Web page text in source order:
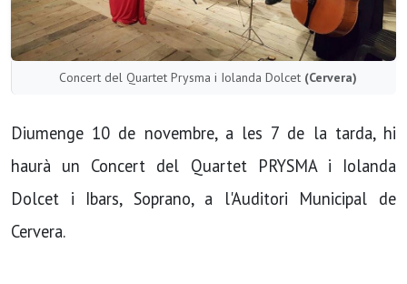
Concert del Quartet Prysma i Iolanda Dolcet (Cervera)
Diumenge 10 de novembre, a les 7 de la tarda, hi
haurà un Concert del Quartet PRYSMA i Iolanda
Dolcet i Ibars, Soprano, a l'Auditori Municipal de
Cervera.